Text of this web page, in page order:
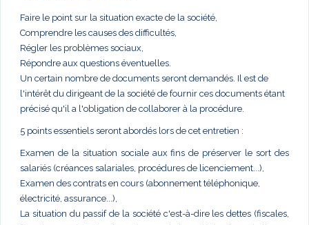
Faire le point sur la situation exacte de la société,
Comprendre les causes des difficultés,
Régler les problèmes sociaux,
Répondre aux questions éventuelles.
Un certain nombre de documents seront demandés. Il est de
l'intérêt du dirigeant de la société de fournir ces documents étant
précisé qu'il a l'obligation de collaborer à la procédure.
5 points essentiels seront abordés lors de cet entretien :
Examen de la situation sociale aux fins de préserver le sort des
salariés (créances salariales, procédures de licenciement...),
Examen des contrats en cours (abonnement téléphonique,
électricité, assurance...),
La situation du passif de la société c'est-à-dire les dettes (fiscales,